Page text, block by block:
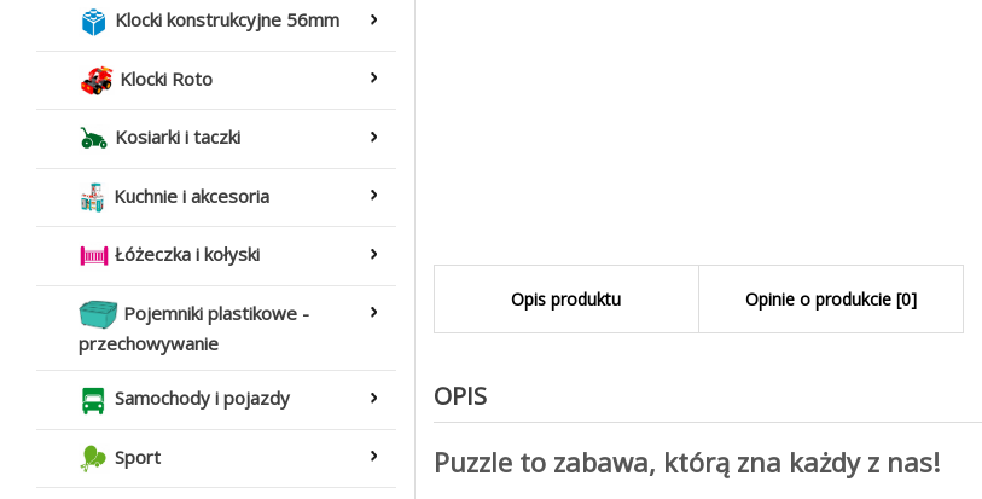
Klocki konstrukcyjne 56mm
Klocki Roto
Kosiarki i taczki
Kuchnie i akcesoria
Łóżeczka i kołyski
Pojemniki plastikowe -
przechowywanie
Samochody i pojazdy
Sport
Opis produktu Opinie o produkcie [0]
OPIS
Puzzle to zabawa, którą zna każdy z nas!